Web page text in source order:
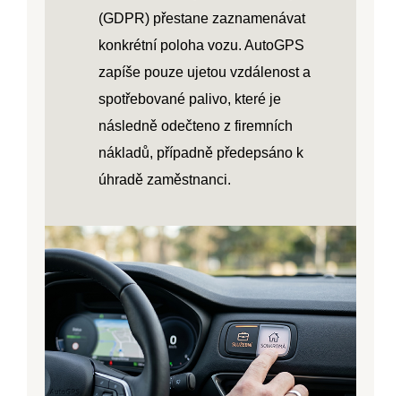
(GDPR) přestane zaznamenávat
konkrétní poloha vozu. AutoGPS
zapíše pouze ujetou vzdálenost a
spotřebované palivo, které je
následně odečteno z firemních
nákladů, případně předepsáno k
úhradě zaměstnanci.